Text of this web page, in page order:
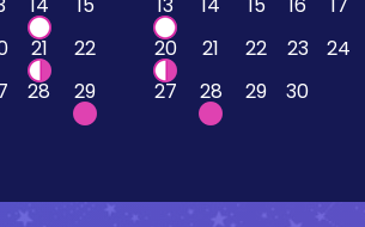
21
22
28
29
20
21 22 23 24
27
28 29 30